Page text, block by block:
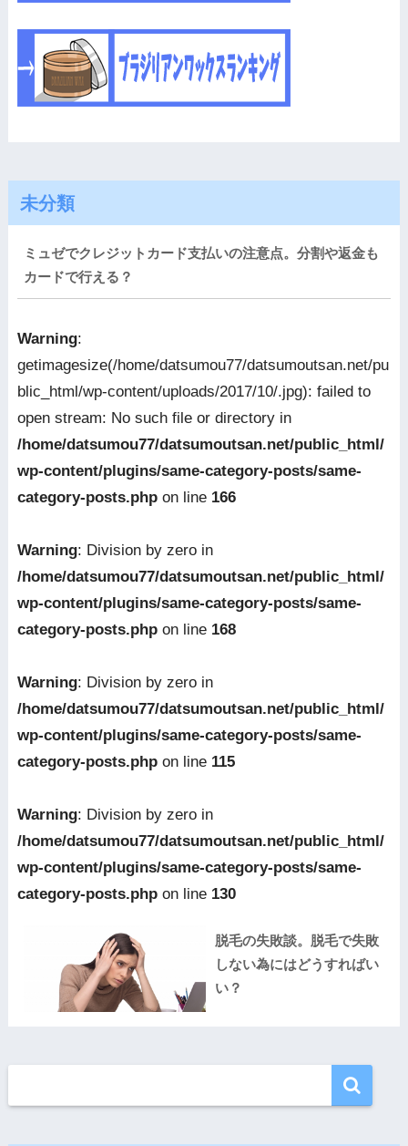
未分類
ミュゼでクレジットカード支払いの注意点。分割や返金も
カードで行える？
Warning:
getimagesize(/home/datsumou77/datsumoutsan.net/pu
blic_html/wp-content/uploads/2017/10/.jpg): failed to
open stream: No such file or directory in
/home/datsumou77/datsumoutsan.net/public_html/
wp-content/plugins/same-category-posts/same-
category-posts.phpon line 166
Warning: Division by zero in
/home/datsumou77/datsumoutsan.net/public_html/
wp-content/plugins/same-category-posts/same-
category-posts.phpon line 168
Warning: Division by zero in
/home/datsumou77/datsumoutsan.net/public_html/
wp-content/plugins/same-category-posts/same-
category-posts.phpon line 115
Warning: Division by zero in
/home/datsumou77/datsumoutsan.net/public_html/
wp-content/plugins/same-category-posts/same-
category-posts.phpon line 130
脱毛の失敗談。脱毛で失敗
しない為にはどうすればい
い？